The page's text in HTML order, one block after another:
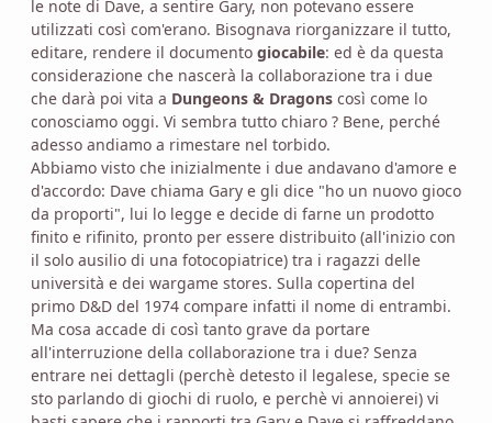
le note di Dave, a sentire Gary, non potevano essere
utilizzati così com'erano. Bisognava riorganizzare il tutto,
editare, rendere il documento giocabile: ed è da questa
considerazione che nascerà la collaborazione tra i due
che darà poi vita a Dungeons & Dragons così come lo
conosciamo oggi. Vi sembra tutto chiaro ? Bene, perché
adesso andiamo a rimestare nel torbido.
Abbiamo visto che inizialmente i due andavano d'amore e
d'accordo: Dave chiama Gary e gli dice "ho un nuovo gioco
da proporti", lui lo legge e decide di farne un prodotto
finito e rifinito, pronto per essere distribuito (all'inizio con
il solo ausilio di una fotocopiatrice) tra i ragazzi delle
università e dei wargame stores. Sulla copertina del
primo D&D del 1974 compare infatti il nome di entrambi.
Ma cosa accade di così tanto grave da portare
all'interruzione della collaborazione tra i due? Senza
entrare nei dettagli (perchè detesto il legalese, specie se
sto parlando di giochi di ruolo, e perchè vi annoierei) vi